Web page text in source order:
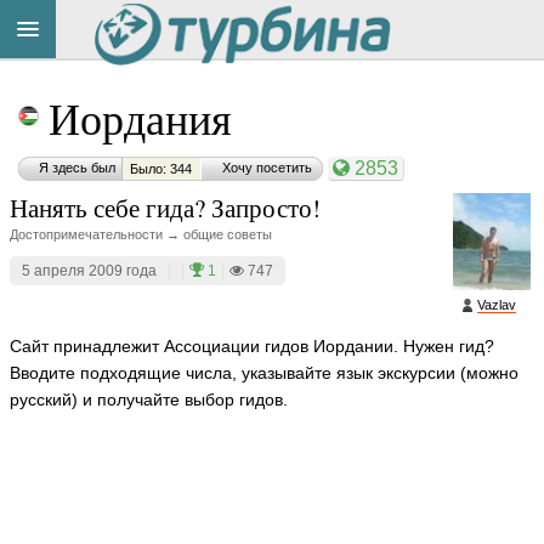
Иордания
Я здесь был Было: 344 Хочу посетить 2853
Vazlav
Нанять себе гида? Запросто!
Достопримечательности → общие советы
5 апреля 2009 года 1 747
Сайт принадлежит Ассоциации гидов Иордании. Нужен гид?
Вводите подходящие числа, указывайте язык экскурсии (можно
русский) и получайте выбор гидов.
на
сайте: